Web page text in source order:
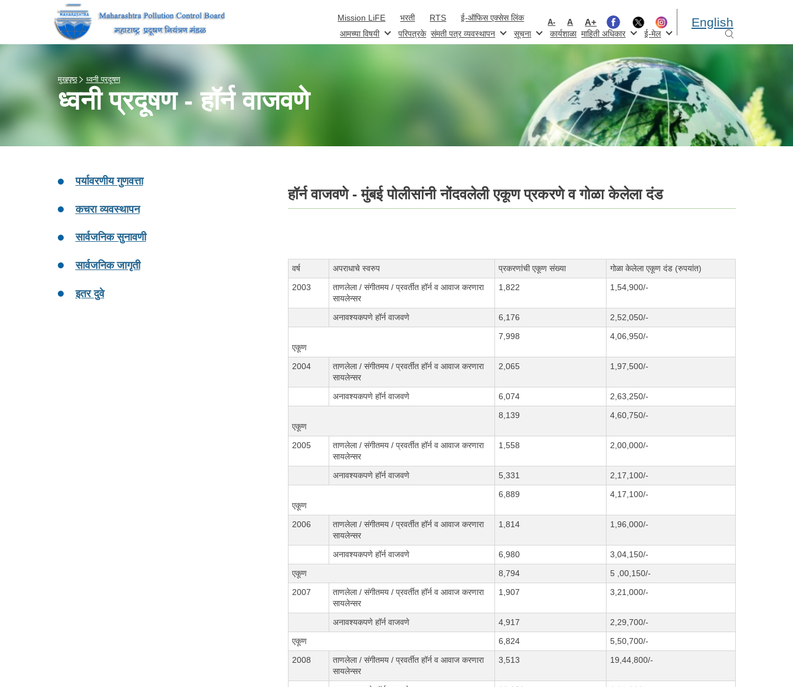
Mission LiFE भरती RTS ई-ऑफिस एक्सेस लिंक A- A A+ English
आमच्या विषयी परिपत्रके संमती पत्र व्यवस्थापन सूचना कार्यशाळा माहिती अधिकार ई-मेल
मुखपृष्ठ ध्वनी प्रदूषण
ध्वनी प्रदूषण - हॉर्न वाजवणे
हॉर्न वाजवणे - मुंबई पोलीसांनी नोंदवलेली एकूण प्रकरणे व गोळा केलेला दंड
वर्ष अपराधाचे स्वरुप प्रकरणांची एकूण संख्या
गोळा केलेला एकूण दंड (रुपयांत)
2003
ताणलेला / संगीतमय / प्रवर्तीत हॉर्न व आवाज करणारा
सायलेन्सर
1,822 1,54,900/-
अनावश्यकपणे हॉर्न वाजवणे 6,176 2,52,050/-
एकूण
7,998 4,06,950/-
2004
ताणलेला / संगीतमय / प्रवर्तीत हॉर्न व आवाज करणारा
सायलेन्सर
2,065 1,97,500/-
अनावश्यकपणे हॉर्न वाजवणे 6,074 2,63,250/-
एकूण
8,139 4,60,750/-
2005
ताणलेला / संगीतमय / प्रवर्तीत हॉर्न व आवाज करणारा
सायलेन्सर
1,558 2,00,000/-
अनावश्यकपणे हॉर्न वाजवणे 5,331 2,17,100/-
एकूण
6,889 4,17,100/-
2006
ताणलेला / संगीतमय / प्रवर्तीत हॉर्न व आवाज करणारा
सायलेन्सर
1,814 1,96,000/-
अनावश्यकपणे हॉर्न वाजवणे 6,980
3,04,150/-
एकूण
8,794
5 ,00,150/-
2007
ताणलेला / संगीतमय / प्रवर्तीत हॉर्न व आवाज करणारा
सायलेन्सर
1,907 3,21,000/-
अनावश्यकपणे हॉर्न वाजवणे 4,917
2,29,700/-
एकूण
6,824
5,50,700/-
2008
ताणलेला / संगीतमय / प्रवर्तीत हॉर्न व आवाज करणारा
सायलेन्सर
3,513 19,44,800/-
पर्यावरणीय गुणवत्ता
कचरा व्यवस्थापन
सार्वजनिक सुनावणी
सार्वजनिक जागृती
इतर दुवे